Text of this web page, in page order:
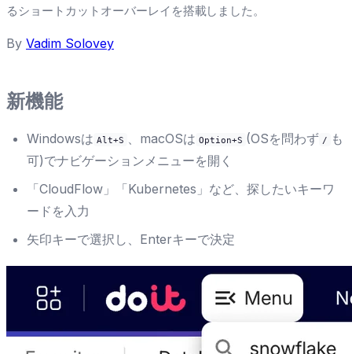
るショートカットオーバーレイを搭載しました。
By Vadim Solovey
新機能
Windowsは Alt+S 、macOSは Option+S (OSを問わず / も
可)でナビゲーションメニューを開く
「CloudFlow」「Kubernetes」など、探したいキーワ
ードを入力
矢印キーで選択し、Enterキーで決定